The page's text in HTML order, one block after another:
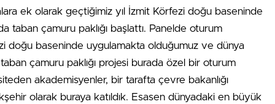
ek olarak geçtiğimiz yıl İzmit Körfezi doğu baseninde
taban çamuru paklığı başlattı. Panelde oturum
doğu baseninde uygulamakta olduğumuz ve dünya
çamuru paklığı projesi burada özel bir oturum
akademisyenler, bir tarafta çevre bakanlığı
olarak buraya katıldık. Esasen dünyadaki en büyük